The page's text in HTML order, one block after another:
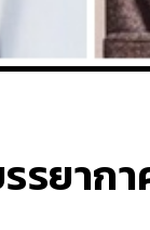
รรยา